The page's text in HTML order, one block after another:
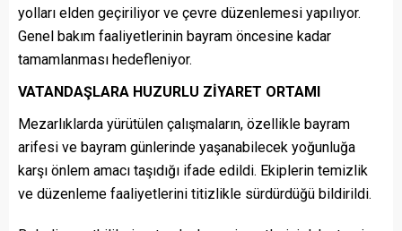
yolları elden geçiriliyor ve çevre düzenlemesi yapılıyor.
Genel bakım faaliyetlerinin bayram öncesine kadar
tamamlanması hedefleniyor.
VATANDAŞLARA HUZURLU ZİYARET ORTAMI
Mezarlıklarda yürütülen çalışmaların, özellikle bayram
arifesi ve bayram günlerinde yaşanabilecek yoğunluğa
karşı önlem amacı taşıdığı ifade edildi. Ekiplerin temizlik
ve düzenleme faaliyetlerini titizlikle sürdürdüğü bildirildi.